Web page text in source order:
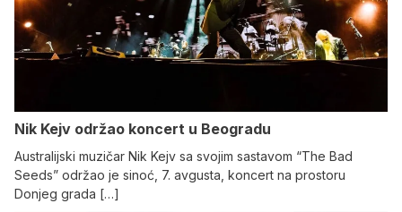
Nik Kejv održao koncert u Beogradu
Australijski muzičar Nik Kejv sa svojim sastavom “The Bad
Seeds” održao je sinoć, 7. avgusta, koncert na prostoru
Donjeg grada […]